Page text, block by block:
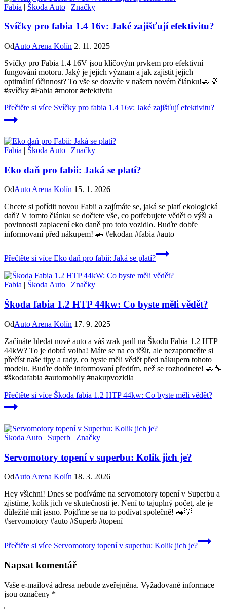
Fabia | Škoda Auto | Značky
Svíčky pro fabia 1.4 16v: Jaké zajišťují efektivitu?
OdAuto Arena Kolín 2. 11. 2025
Svíčky pro Fabia 1.4 16V jsou klíčovým prvkem pro efektivní
fungování motoru. Jaký je jejich význam a jak zajistit jejich
optimální účinnost? To vše se dozvíte v našem novém článku!🚗💡
#svíčky #Fabia #motor #efektivita
Přečtěte si více Svíčky pro fabia 1.4 16v: Jaké zajišťují efektivitu?
Fabia | Škoda Auto | Značky
Eko daň pro fabii: Jaká se platí?
OdAuto Arena Kolín 15. 1. 2026
Chcete si pořídit novou Fabii a zajímáte se, jaká se platí ekologická
daň? V tomto článku se dočtete vše, co potřebujete vědět o výši a
povinnosti zaplacení eko daně pro toto vozidlo. Buďte dobře
informovaní před nákupem! 🚗 #ekodan #fabia #auto
Přečtěte si více Eko daň pro fabii: Jaká se platí?
Fabia | Škoda Auto | Značky
Škoda fabia 1.2 HTP 44kw: Co byste měli vědět?
OdAuto Arena Kolín 17. 9. 2025
Začínáte hledat nové auto a váš zrak padl na Škodu Fabia 1.2 HTP
44kW? To je dobrá volba! Máte se na co těšit, ale nezapomeňte si
přečíst naše tipy a rady, co byste měli vědět před nákupem tohoto
modelu. Buďte dobře informovaní předtím, než se rozhodnete! 🚗🔧
#škodafabia #automobily #nakupvozidla
Přečtěte si více Škoda fabia 1.2 HTP 44kw: Co byste měli vědět?
Škoda Auto | Superb | Značky
Servomotory topení v superbu: Kolik jich je?
OdAuto Arena Kolín 18. 3. 2026
Hey všichni! Dnes se podíváme na servomotory topení v Superbu a
zjistíme, kolik jich ve skutečnosti je. Není to tajuplný počet, ale je
důležité mít jasno. Pojďme se na to podívat společně! 🚗💡
#servomotory #auto #Superb #topení
Přečtěte si více Servomotory topení v superbu: Kolik jich je?
Napsat komentář
Vaše e-mailová adresa nebude zveřejněna. Vyžadované informace
jsou označeny *